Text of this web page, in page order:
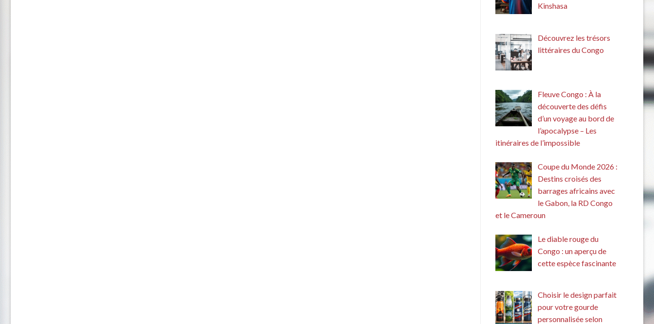
Kinshasa
Découvrez les trésors
littéraires du Congo
Fleuve Congo : À la
découverte des défis
d’un voyage au bord de
l’apocalypse – Les
itinéraires de l’impossible
Coupe du Monde 2026 :
Destins croisés des
barrages africains avec
le Gabon, la RD Congo
et le Cameroun
Le diable rouge du
Congo : un aperçu de
cette espèce fascinante
Choisir le design parfait
pour votre gourde
personnalisée selon